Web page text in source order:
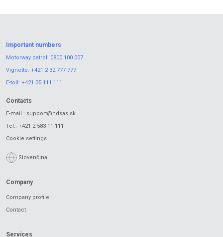
Important numbers
Motorway patrol: 0800 100 007
Vignette: +421 2 32 777 777
E-toll: +421 35 111 111
Contacts
E-mail.: support@ndsas.sk
Tel.: +421 2 583 11 111
Cookie settings
Slovenčina
Company
Company profile
Contact
Services